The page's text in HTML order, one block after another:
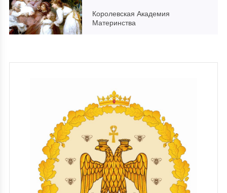
Королевская Академия
Материнства